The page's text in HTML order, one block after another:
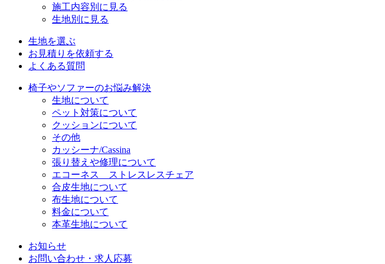
施工内容別に見る
生地別に見る
生地を選ぶ
お見積りを依頼する
よくある質問
椅子やソファーのお悩み解決
生地について
ペット対策について
クッションについて
その他
カッシーナ/Cassina
張り替えや修理について
エコーネス ストレスレスチェア
合皮生地について
布生地について
料金について
本革生地について
お知らせ
お問い合わせ・求人応募